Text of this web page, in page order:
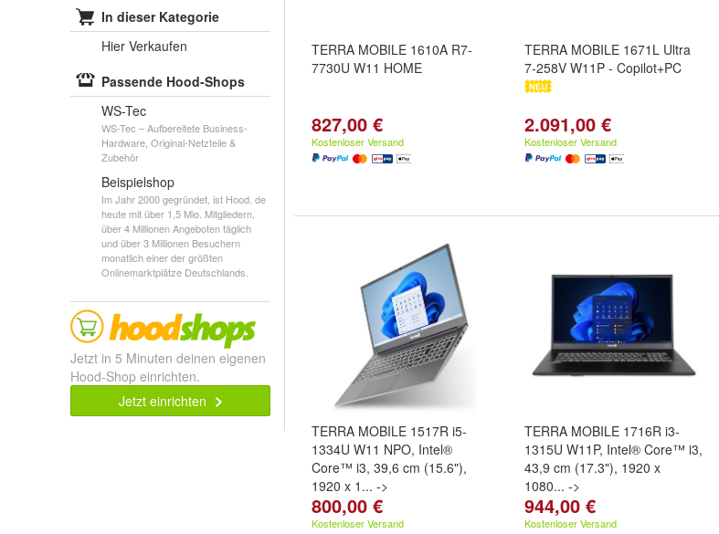
In dieser Kategorie
Hier Verkaufen
Passende Hood-Shops
WS-Tec
WS-Tec – Aufbereitete Business-
Hardware, Original-Netzteile &
Zubehör
Beispielshop
Im Jahr 2000 gegründet, ist Hood. de
heute mit über 1,5 Mio. Mitgliedern,
über 4 Millionen Angeboten täglich
und über 3 Millionen Besuchern
monatlich einer der größten
Onlinemarktplätze Deutschlands.
Jetzt in 5 Minuten deinen eigenen
Hood-Shop einrichten.
Jetzt einrichten
TERRA MOBILE 1610A R7-
7730U W11 HOME
827,00 €
Kostenloser Versand
TERRA MOBILE 1671L Ultra
7-258V W11P - Copilot+PC
2.091,00 €
Kostenloser Versand
TERRA MOBILE 1517R i5-
1334U W11 NPO, Intel®
Core™ i3, 39,6 cm (15.6"),
1920 x 1... ->
800,00 €
Kostenloser Versand
TERRA MOBILE 1716R i3-
1315U W11P, Intel® Core™ i3,
43,9 cm (17.3"), 1920 x
1080... ->
944,00 €
Kostenloser Versand